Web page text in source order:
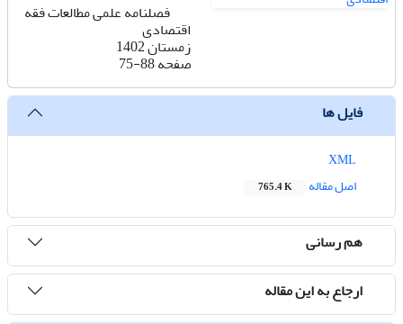
فصلنامه علمی مطالعات فقه
اقتصادی
زمستان 1402
صفحه75-88
فایل ها
اصل مقاله
765.4 K
هم رسانی
ارجاع به این مقاله